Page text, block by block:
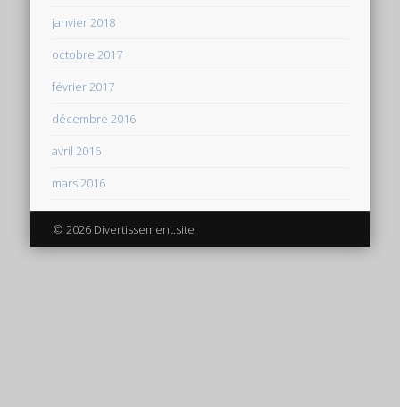
janvier 2018
octobre 2017
février 2017
décembre 2016
avril 2016
mars 2016
© 2026 Divertissement.site